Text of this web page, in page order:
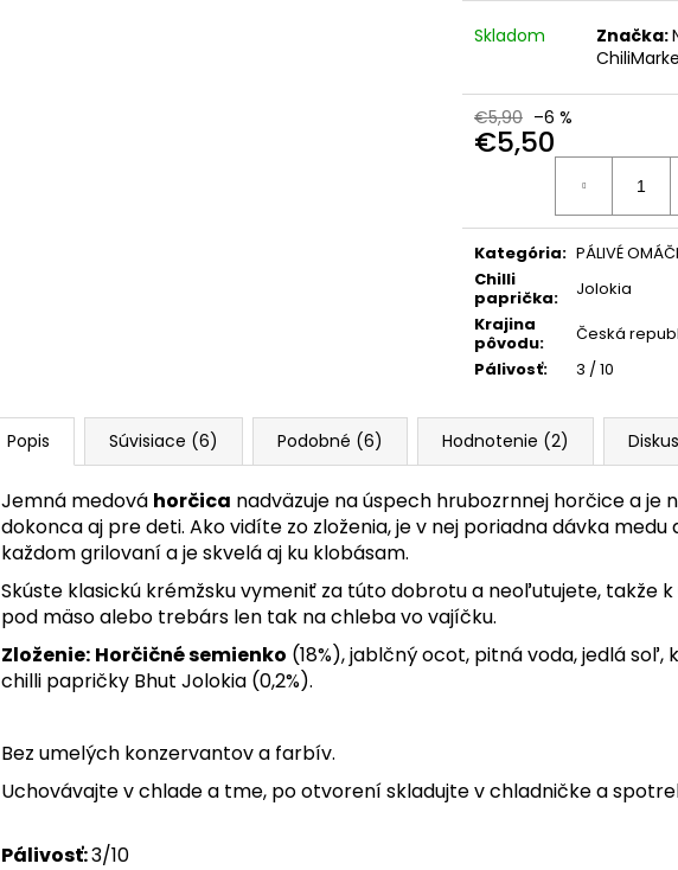
Skladom Značka:
€5,90 –6 %
€5,50
Jednotková
Kategória: PÁLIVÉ
Chilli
paprička:
Jolokia
Krajina
pôvodu:
Česká
Pálivosť: 3 / 10
Popis Súvisiace (6) Podobné (6) Hodnotenie (2)
Jemná medová horčica nadväzuje na úspech hrubozrnnej horčice a je
dokonca aj pre deti. Ako vidíte zo zloženia, je v nej poriadna dávka medu
každom grilovaní a je skvelá aj ku klobásam.
Skúste klasickú krémžsku vymeniť za túto dobrotu a neoľutujete, takže
pod mäso alebo trebárs len tak na chleba vo vajíčku.
Zloženie: Horčičné semienko (18%), jablčný ocot, pitná voda, jedlá soľ,
chilli papričky Bhut Jolokia (0,2%).
Bez umelých konzervantov a farbív.
Uchovávajte v chlade a tme, po otvorení skladujte v chladničke a
Pálivosť:3/10